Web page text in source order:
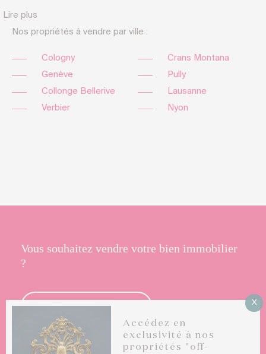
Lire plus
Nos propriétés à vendre par ville :
Cologny
Genève
Collonge Bellerive
Verbier
Crans Montana
Pully
Lausanne
Nyon
X
Accédez en
exclusivité à nos
propriétés "off-
Vous souhaitez vendre votre bien immobilier
?
EN SAVOIR PLUS